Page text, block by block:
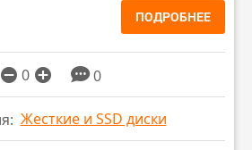
ПОДРОБНЕЕ
0 0
Жесткие и SSD диски